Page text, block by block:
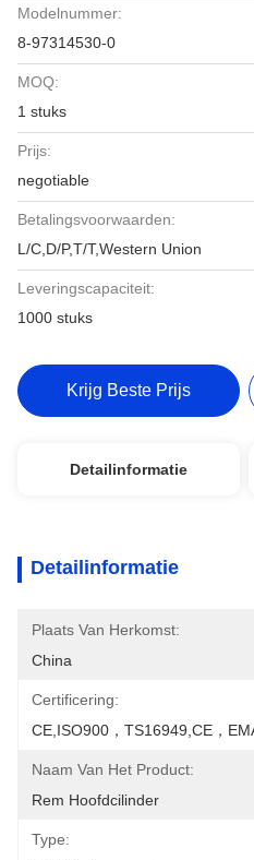
Modelnummer:
8-97314530-0
MOQ:
1 stuks
Prijs:
negotiable
Betalingsvoorwaarden:
L/C,D/P,T/T,Western Union
Leveringscapaciteit:
1000 stuks
Krijg Beste Prijs
Detailinformatie
Detailinformatie
Plaats Van Herkomst:
China
Certificering:
CE,ISO900，TS16949,CE，
Naam Van Het Product:
Rem Hoofdcilinder
Type: